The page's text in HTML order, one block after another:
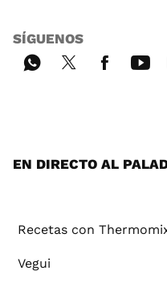
SÍGUENOS
EN DIRECTO AL
Recetas con
Vegui